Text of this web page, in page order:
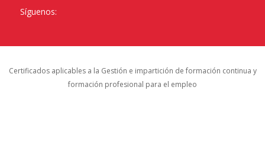
Síguenos:
Certificados aplicables a la Gestión e impartición de formación continua y
formación profesional para el empleo